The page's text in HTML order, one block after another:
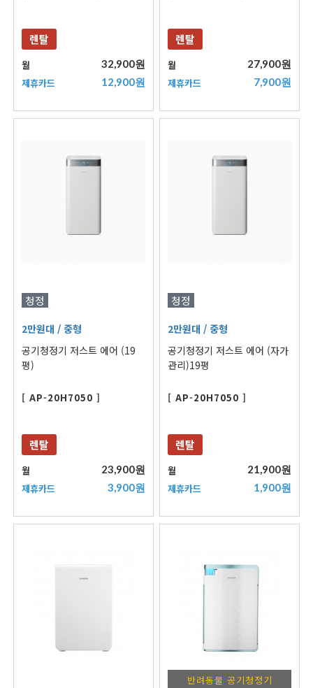
렌탈
월 32,900원
제휴카드 12,900원
렌탈
월 27,900원
제휴카드 7,900원
청정
2만원대 / 중형
공기청정기 저스트 에어 (19
평)
[ AP-20H7050 ]
렌탈
월 23,900원
제휴카드 3,900원
청정
2만원대 / 중형
공기청정기 저스트 에어 (자가
관리)19평
[ AP-20H7050 ]
렌탈
월 21,900원
제휴카드 1,900원
반려동물 공기청정기